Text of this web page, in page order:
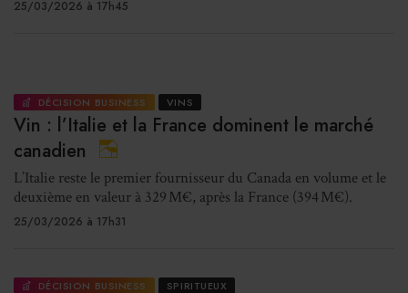
25/03/2026 à 17h45
DÉCISION BUSINESS VINS
Vin : l’Italie et la France dominent le marché
canadien
L’Italie reste le premier fournisseur du Canada en volume et le
deuxième en valeur à 329 M€, après la France (394 M€).
25/03/2026 à 17h31
DÉCISION BUSINESS SPIRITUEUX